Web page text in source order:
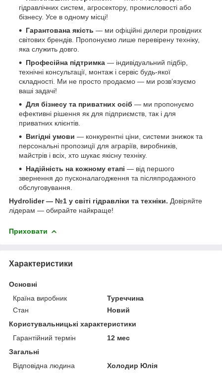
гідравлічних систем, агросектору, промисловості або
бізнесу. Усе в одному місці!
Гарантована якість — ми офіційні дилери провідних
світових брендів. Пропонуємо лише перевірену техніку,
яка служить довго.
Професійна підтримка — індивідуальний підбір,
технічні консультації, монтаж і сервіс будь-якої
складності. Ми не просто продаємо — ми розв’язуємо
ваші задачі!
Для бізнесу та приватних осіб — ми пропонуємо
ефективні рішення як для підприємств, так і для
приватних клієнтів.
Вигідні умови — конкурентні ціни, системи знижок та
персональні пропозиції для аграріїв, виробників,
майстрів і всіх, хто шукає якісну техніку.
Надійність на кожному етапі — від першого
звернення до пусконалагодження та післяпродажного
обслуговування.
Hydrolider — №1 у світі гідравліки та техніки. Довіряйте
лідерам — обирайте найкраще!
Приховати
Характеристики
Основні
Країна виробник
Туреччина
Стан
Новий
Користувальницькі характеристики
Гарантійний термін
12 мес
Загальні
Відповідна людина
Холодир Юлія